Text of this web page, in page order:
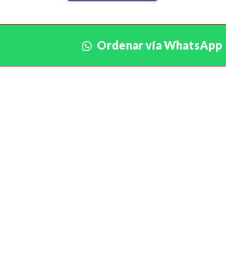
Ordenar vía WhatsApp